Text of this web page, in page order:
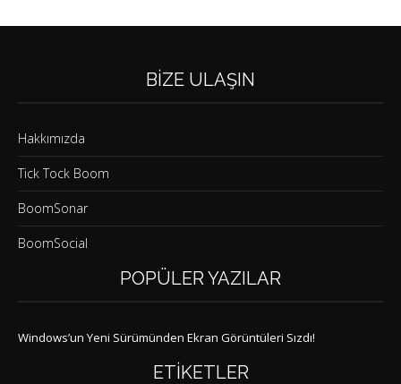
BIZE ULAŞIN
Hakkımızda
Tick Tock Boom
BoomSonar
BoomSocial
POPÜLER YAZILAR
Windows’un Yeni Sürümünden Ekran Görüntüleri Sızdı!
ETIKETLER